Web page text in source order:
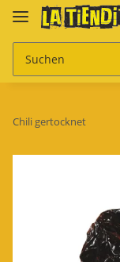
Chili gertocknet